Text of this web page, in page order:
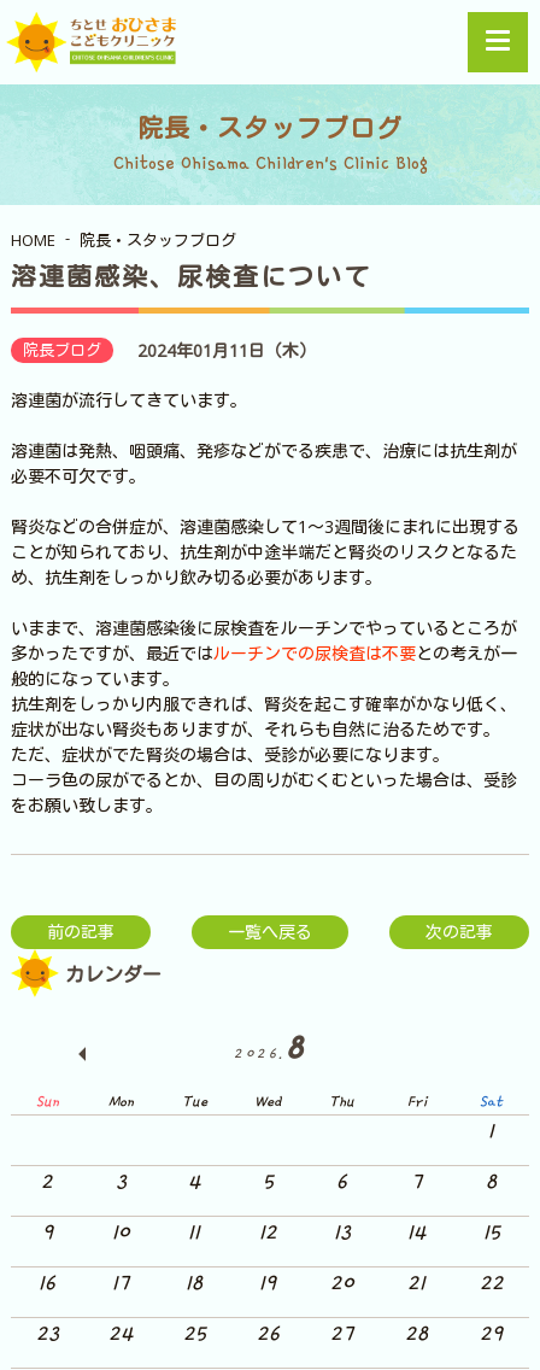
院長・スタッフブログ
Chitose Ohisama Children's Clinic Blog
HOME 院長・スタッフブログ
溶連菌感染、尿検査について
院長ブログ 2024年01月11日（木）
溶連菌が流行してきています。
溶連菌は発熱、咽頭痛、発疹などがでる疾患で、治療には抗生剤が
必要不可欠です。
腎炎などの合併症が、溶連菌感染して1～3週間後にまれに出現する
ことが知られており、抗生剤が中途半端だと腎炎のリスクとなるた
め、抗生剤をしっかり飲み切る必要があります。
いままで、溶連菌感染後に尿検査をルーチンでやっているところが
多かったですが、最近ではルーチンでの尿検査は不要との考えが一
般的になっています。
抗生剤をしっかり内服できれば、腎炎を起こす確率がかなり低く、
症状が出ない腎炎もありますが、それらも自然に治るためです。
ただ、症状がでた腎炎の場合は、受診が必要になります。
コーラ色の尿がでるとか、目の周りがむくむといった場合は、受診
をお願い致します。
前の記事 一覧へ戻る 次の記事
カレンダー
2026. 8
Sun Mon Tue Wed Thu Fri Sat
1
2
3 4 5 6 7
8
9
10 11 12 13 14
15
16
17 18 19 20 21
22
23
24 25 26 27 28
29